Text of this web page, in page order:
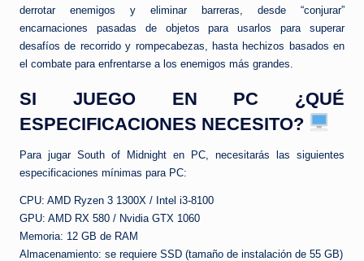
derrotar enemigos y eliminar barreras, desde “conjurar”
encarnaciones pasadas de objetos para usarlos para superar
desafíos de recorrido y rompecabezas, hasta hechizos basados ​​en
el combate para enfrentarse a los enemigos más grandes.
SI JUEGO EN PC ¿QUÉ
ESPECIFICACIONES NECESITO?
Para jugar South of Midnight en PC, necesitarás las siguientes
especificaciones mínimas para PC:
CPU: AMD Ryzen 3 1300X / Intel i3-8100
GPU: AMD RX 580 / Nvidia GTX 1060
Memoria: 12 GB de RAM
Almacenamiento: se requiere SSD (tamaño de instalación de 55 GB)